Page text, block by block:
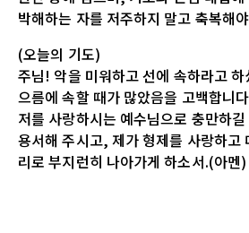
박해하는 자를 저주하지 말고 축복해
(오늘의 기도)
주님! 악을 미워하고 선에 속하라고
으름에 속할 때가 많았음을 고백합니
저를 사랑하시는 예수님으로 충만하
용서해 주시고, 제가 형제를 사랑하고
리로 부지런히 나아가게 하소서.(아멘)